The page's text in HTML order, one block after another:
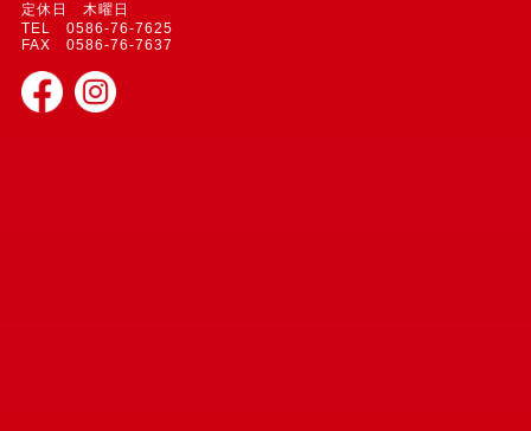
定休日 木曜日
TEL 0586-76-7625
FAX 0586-76-7637